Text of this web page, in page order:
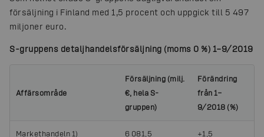
försäljning i Finland med 1,5 procent och uppgick till 5 497
miljoner euro.
S-gruppens detaljhandelsförsäljning (moms 0 %) 1–9/2019
Affärsområde
Försäljning (milj.
€, hela S-
gruppen)
Förändring
från 1–
9/2018 (%)
Markethandeln 1) 6 081,5 +1,5